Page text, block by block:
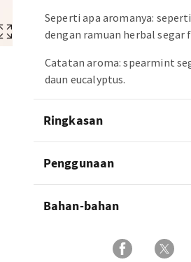
Seperti apa aromanya:
dengan ramuan herbal segar
Catatan aroma: spearmint
daun eucalyptus.
Ringkasan
Penggunaan
Bahan-bahan